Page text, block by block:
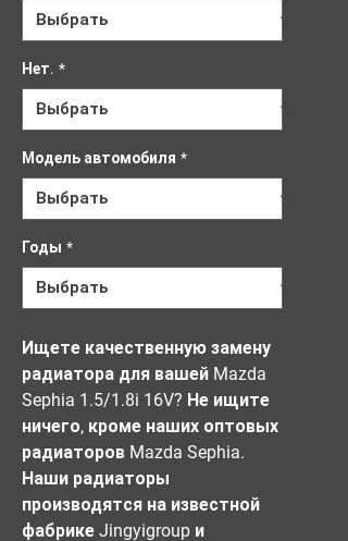
Нет. *
Модель автомобиля *
Годы *
Ищете качественную замену
радиатора для вашей Mazda
Sephia 1.5/1.8i 16V? Не ищите
ничего, кроме наших оптовых
радиаторов Mazda Sephia.
Наши радиаторы
производятся на известной
фабрике Jingyigroup и